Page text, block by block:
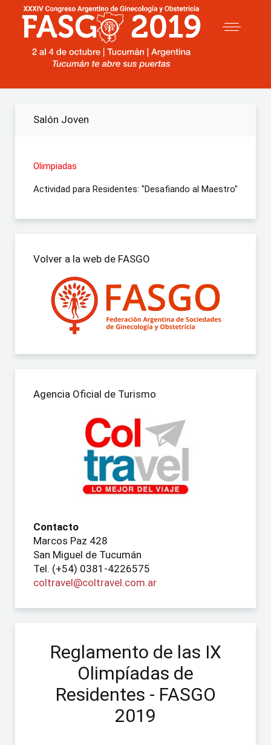
Reglamento de las IX
Olimpíadas de
Residentes - FASGO
2019
Salón Joven
Olimpiadas
Actividad para Residentes: "Desafiando al Maestro"
Volver a la web de FASGO
Agencia Oficial de Turismo
Contacto
Marcos Paz 428
San Miguel de Tucumán
Tel. (+54) 0381-4226575
coltravel@coltravel.com.ar